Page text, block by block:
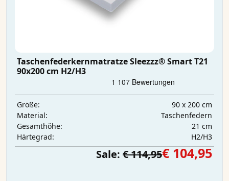
Taschenfederkernmatratze Sleezzz® Smart T21
90x200 cm H2/H3
Größe:
90 x 200 cm
Material:
Taschenfedern
Gesamthöhe:
21 cm
Härtegrad:
H2/H3
Sale: € 114,95€ 104,95